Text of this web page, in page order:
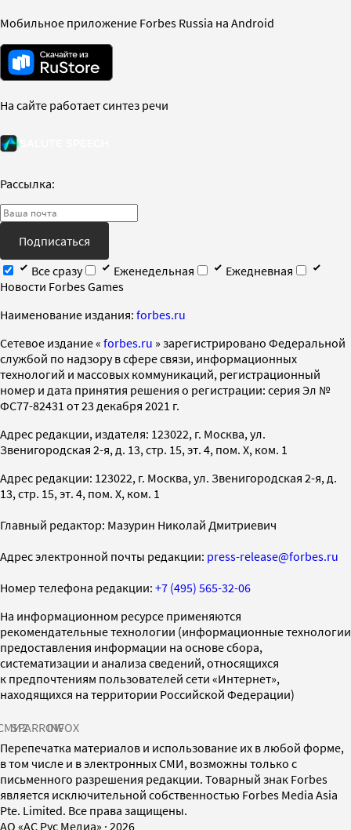
Мобильное приложение Forbes Russia на Android
На сайте работает синтез речи
Рассылка:
Подписаться
Все сразу
Еженедельная
Ежедневная
Новости Forbes Games
Наименование издания: forbes.ru
Cетевое издание « forbes.ru » зарегистрировано Федеральной
службой по надзору в сфере связи, информационных
технологий и массовых коммуникаций, регистрационный
номер и дата принятия решения о регистрации: серия Эл №
ФС77-82431 от 23 декабря 2021 г.
Адрес редакции, издателя: 123022, г. Москва, ул.
Звенигородская 2-я, д. 13, стр. 15, эт. 4, пом. X, ком. 1
Адрес редакции: 123022, г. Москва, ул. Звенигородская 2-я, д.
13, стр. 15, эт. 4, пом. X, ком. 1
Главный редактор: Мазурин Николай Дмитриевич
Адрес электронной почты редакции: press-release@forbes.ru
Номер телефона редакции: +7 (495) 565-32-06
На информационном ресурсе применяются
рекомендательные технологии (информационные технологии
предоставления информации на основе сбора,
систематизации и анализа сведений, относящихся
к предпочтениям пользователей сети «Интернет»,
находящихся на территории Российской Федерации)
SPARROWINFOX
Перепечатка материалов и использование их в любой форме,
в том числе и в электронных СМИ, возможны только с
письменного разрешения редакции. Товарный знак Forbes
является исключительной собственностью Forbes Media Asia
Pte. Limited. Все права защищены.
AO «АС Рус Медиа» · 2026